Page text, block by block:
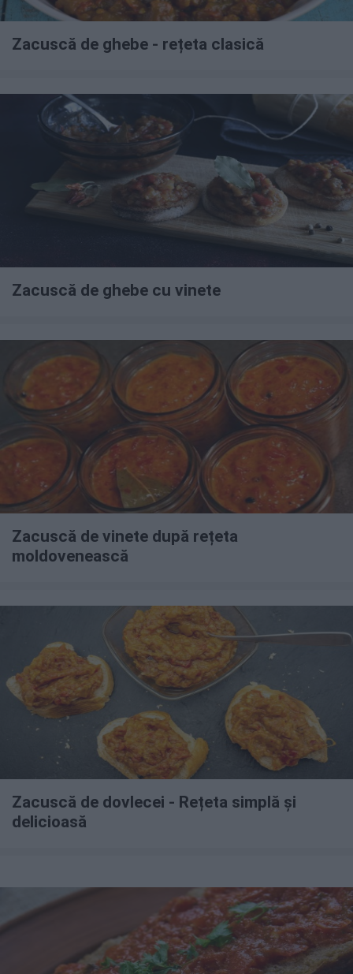
Zacuscă de ghebe - rețeta clasică
Zacuscă de ghebe cu vinete
Zacuscă de vinete după rețeta
moldovenească
Zacuscă de dovlecei - Rețeta simplă și
delicioasă